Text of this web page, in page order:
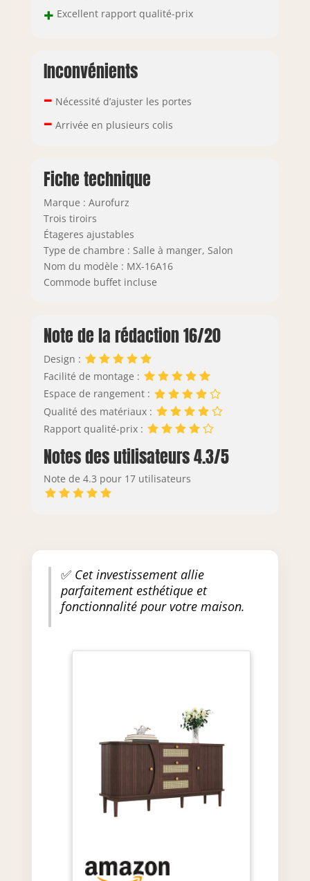
+ Excellent rapport qualité-prix
Inconvénients
– Nécessité d’ajuster les portes
– Arrivée en plusieurs colis
Fiche technique
Marque : Aurofurz
Trois tiroirs
Étageres ajustables
Type de chambre : Salle à manger, Salon
Nom du modèle : MX-16A16
Commode buffet incluse
Note de la rédaction 16/20
Design :
Facilité de montage :
Espace de rangement :
Qualité des matériaux :
Rapport qualité-prix :
Notes des utilisateurs 4.3/5
Note de 4.3 pour 17 utilisateurs
✅Cet investissement allie
parfaitement esthétique et
fonctionnalité pour votre maison.